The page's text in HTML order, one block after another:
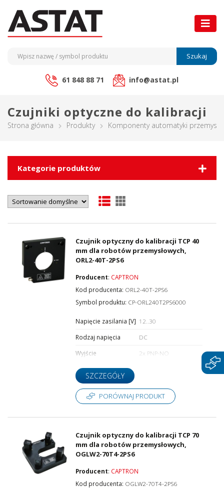
Szukaj
61 848 88 71 info@astat.pl
Czujniki optyczne do kalibracji
Strona główna Produkty Komponenty automatyki
Kategorie produktów
Czujnik optyczny do kalibracji TCP 40
mm dla robotów przemysłowych,
ORL2-40T-2PS6
Producent: CAPTRON
Kod producenta: ORL2-40T-2PS6
Symbol produktu: CP-ORL240T2PS6000
Napięcie zasilania [V] 12..30
Rodzaj napięcia
DC
Wyjście
2x PNP-NO
SZCZEGÓŁY
PORÓWNAJ PRODUKT
Czujnik optyczny do kalibracji TCP 70
mm dla robotów przemysłowych,
OGLW2-70T4-2PS6
Producent: CAPTRON
Kod producenta: OGLW2-70T4-2PS6